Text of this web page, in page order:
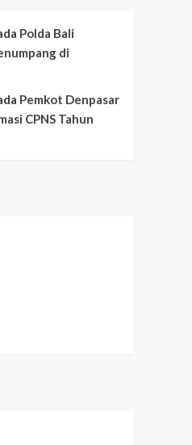
Polda Bali
di
Pemkot Denpasar
CPNS Tahun